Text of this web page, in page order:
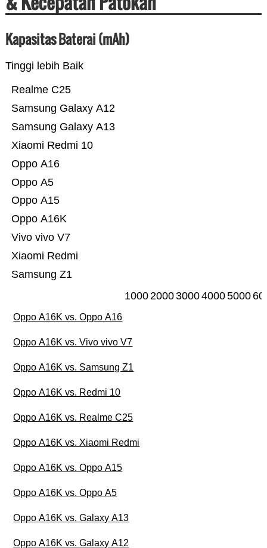
Kapasitas Baterai (mAh)
Tinggi lebih Baik
Samsung Z1
Xiaomi Redmi
Vivo vivo V7
Oppo A16K
Oppo A15
Oppo A5
Oppo A16
Xiaomi Redmi 10
Samsung Galaxy A13
Samsung Galaxy A12
Realme C25
10002000300040005000
Oppo A16K vs. Oppo A16
Oppo A16K vs. Vivo vivo V7
Oppo A16K vs. Samsung Z1
Oppo A16K vs. Redmi 10
Oppo A16K vs. Realme C25
Oppo A16K vs. Xiaomi Redmi
Oppo A16K vs. Oppo A15
Oppo A16K vs. Oppo A5
Oppo A16K vs. Galaxy A13
Oppo A16K vs. Galaxy A12